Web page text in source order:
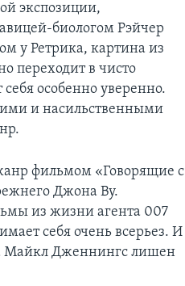
экспозиции,
биологом Рэйчер
у Ретрика, картина из
переходит в чисто
особенно уверенно.
и насильственными
фильмом «Говорящие с
Джона Ву.
из жизни агента 007
себя очень всерьез. И
а Майкл Дженнингс лишен